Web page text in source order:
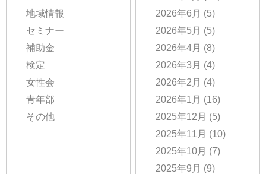
地域情報
セミナー
補助金
検定
女性会
青年部
その他
2026年6月 (5)
2026年5月 (5)
2026年4月 (8)
2026年3月 (4)
2026年2月 (4)
2026年1月 (16)
2025年12月 (5)
2025年11月 (10)
2025年10月 (7)
2025年9月 (9)